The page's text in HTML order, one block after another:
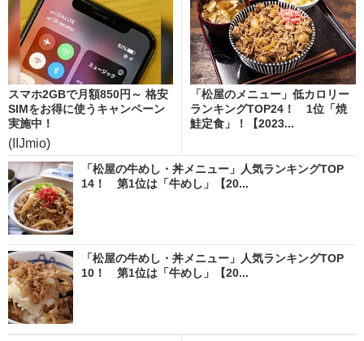
スマホ2GBで月額850円～ 格安
SIMをお得に使うキャンペーン
実施中！
(IIJmio)
「松屋のメニュー」低カロリー
ランキングTOP24！ 1位「焼
鮭定食」！【2023...
「松屋の牛めし・丼メニュー」人気ランキングTOP
14！ 第1位は「牛めし」【20...
「松屋の牛めし・丼メニュー」人気ランキングTOP
10！ 第1位は「牛めし」【20...